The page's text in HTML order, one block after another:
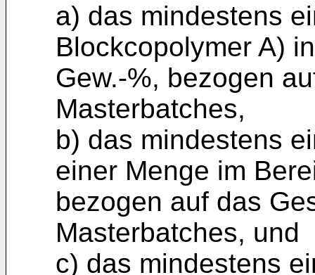
a) das mindestens
Blockcopolymer A)
Gew.-%, bezogen
Masterbatches,
b) das mindestens
einer Menge im
bezogen auf das
Masterbatches, und
c) das mindestens